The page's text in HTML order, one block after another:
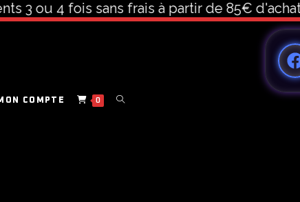
3 ou 4 fois sans frais à partir de 85€ d'achats
COMPTE 0